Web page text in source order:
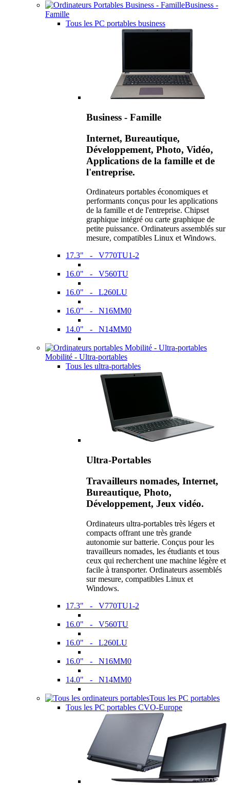
Business -
Famille
Tous les PC portables business
Business - Famille
Internet, Bureautique,
Développement, Photo, Vidéo,
Applications de la famille et de
l'entreprise.
Ordinateurs portables économiques et
performants conçus pour les applications
de la famille et de l'entreprise. Chipset
graphique intégré ou carte graphique de
petite puissance. Ordinateurs assemblés sur
mesure, compatibles Linux et Windows.
17.3" - V770TU1-2
16.0" - V560TU
16.0" - L260LU
16.0" - N16MM0
14.0" - N14MM0
Mobilité - Ultra-portables
Tous les ultra-portables
Ultra-Portables
Travailleurs nomades, Internet,
Bureautique, Photo,
Développement, Jeux vidéo.
Ordinateurs ultra-portables très légers et
compacts offrant une très grande
autonomie sur batterie. Conçus pour les
travailleurs nomades, les étudiants et tous
ceux qui recherchent une machine légère et
facile à transporter. Ordinateurs assemblés
sur mesure, compatibles Linux et
Windows.
17.3" - V770TU1-2
16.0" - V560TU
16.0" - L260LU
16.0" - N16MM0
14.0" - N14MM0
Tous les PC portables
Tous les PC portables CVO-Europe